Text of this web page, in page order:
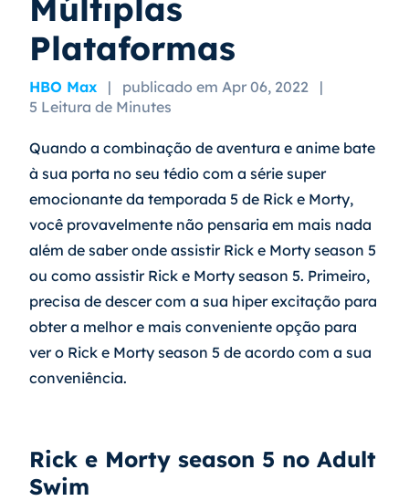
Múltiplas
Plataformas
HBO Max | publicado em Apr 06, 2022
|
5 Leitura de Minutes
Quando a combinação de aventura e anime bate
à sua porta no seu tédio com a série super
emocionante da temporada 5 de Rick e Morty,
você provavelmente não pensaria em mais nada
além de saber onde assistir Rick e Morty season 5
ou como assistir Rick e Morty season 5. Primeiro,
precisa de descer com a sua hiper excitação para
obter a melhor e mais conveniente opção para
ver o Rick e Morty season 5 de acordo com a sua
conveniência.
Rick e Morty season 5 no Adult
Swim